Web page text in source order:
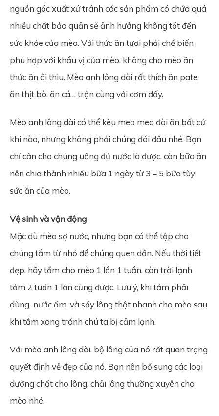
nguồn gốc xuất xứ tránh các sản phẩm có chứa quá
nhiều chất bảo quản sẽ ảnh hưởng không tốt đến
sức khỏe của mèo. Với thức ăn tươi phải chế biến
phù hợp với khẩu vị của mèo, không cho mèo ăn
thức ăn ôi thiu. Mèo anh lông dài rất thích ăn pate,
ăn thịt bò, ăn cá… trộn cùng với cơm đấy.
Mèo anh lông dài có thể kêu meo meo đòi ăn bất cứ
khi nào, nhưng không phải chúng đói đâu nhé. Bạn
chỉ cần cho chúng uống đủ nước là được, còn bữa ăn
nên chia thành nhiều bữa 1 ngày từ 3 – 5 bữa tùy
sức ăn của mèo.
Vệ sinh và vận động
Mặc dù mèo sợ nước, nhưng bạn có thể tập cho
chúng tắm từ nhỏ để chúng quen dần. Nếu thời tiết
đẹp, hãy tắm cho mèo 1 lần 1 tuần, còn trời lạnh
tắm 2 tuần 1 lần cũng được. Lưu ý, khi tắm phải
dùng nước ấm, và sấy lông thật nhanh cho mèo sau
khi tắm xong tránh chú ta bị cảm lạnh.
Với mèo anh lông dài, bộ lông của nó rất quan trọng
quyết định vẻ đẹp của nó. Bạn nên bổ sung các loại
dưỡng chất cho lông, chải lông thường xuyên cho
mèo nhé.